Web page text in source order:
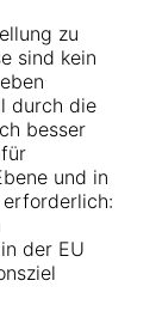
zu
sind kein
durch die
besser
und in
der EU